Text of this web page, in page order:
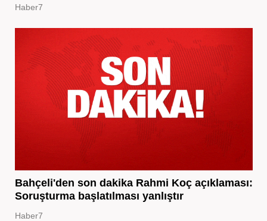
Haber7
Bahçeli'den son dakika Rahmi Koç açıklaması:
Soruşturma başlatılması yanlıştır
Haber7